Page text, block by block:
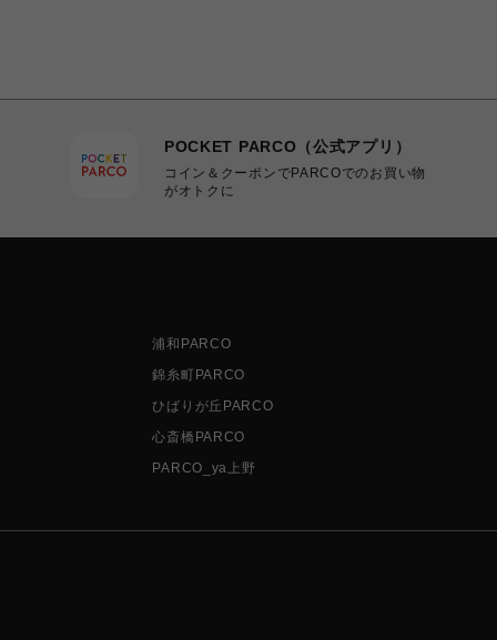
POCKET PARCO（公式アプリ）
コイン＆クーポンでPARCOでのお買い物
がオトクに
浦和PARCO
錦糸町PARCO
ひばりが丘PARCO
心斎橋PARCO
PARCO_ya上野